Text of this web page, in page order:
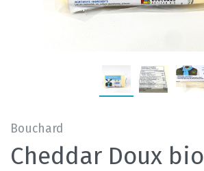
Bouchard
Cheddar Doux bio